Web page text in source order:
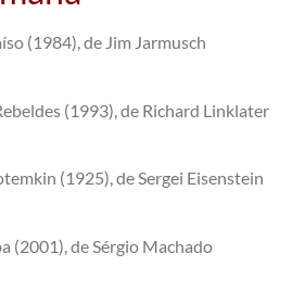
(1984), de Jim Jarmusch
(1993), de Richard Linklater
(1925), de Sergei Eisenstein
(2001), de Sérgio Machado